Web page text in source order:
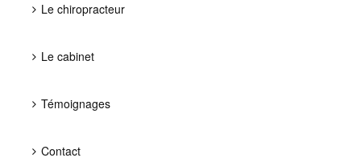
Le chiropracteur
Le cabinet
Témoignages
Contact